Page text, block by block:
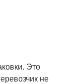
Это
не